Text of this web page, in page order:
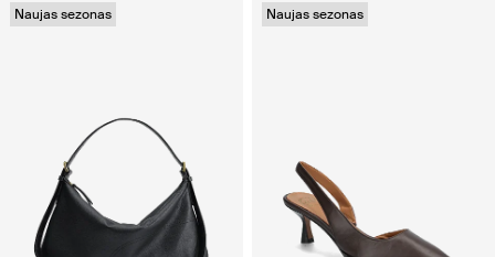
Naujas sezonas Naujas sezonas